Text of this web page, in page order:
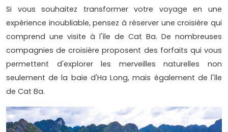
Si vous souhaitez transformer votre voyage en une
expérience inoubliable, pensez à réserver une croisière qui
comprend une visite à l'île de Cat Ba. De nombreuses
compagnies de croisière proposent des forfaits qui vous
permettent d'explorer les merveilles naturelles non
seulement de la baie d'Ha Long, mais également de l'île
de Cat Ba.